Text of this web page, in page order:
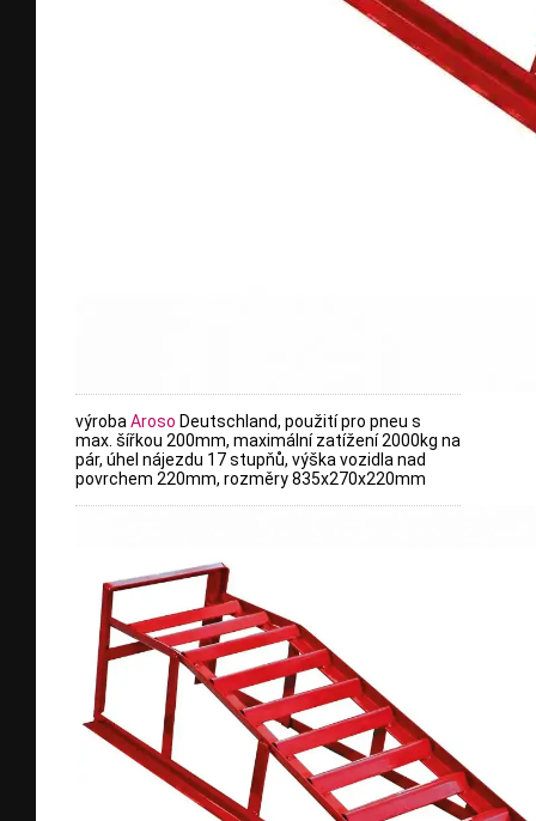
výroba Aroso Deutschland, použití pro pneu s
max. šířkou 200mm, maximální zatížení 2000kg na
pár, úhel nájezdu 17 stupňů, výška vozidla nad
povrchem 220mm, rozměry 835x270x220mm